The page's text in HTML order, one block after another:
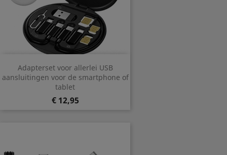
Adapterset voor allerlei USB
aansluitingen voor de smartphone of
tablet
Prijs
€ 12,95